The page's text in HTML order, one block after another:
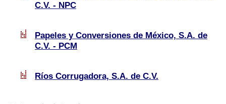
C.V. - NPC
Papeles y Conversiones de México, S.A. de
C.V. - PCM
Ríos Corrugadora, S.A. de C.V.